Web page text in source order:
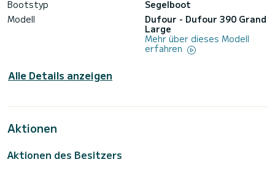
Bootstyp
Segelboot
Modell
Dufour - Dufour 390 Grand
Large
Mehr über dieses Modell
erfahren
Alle Details anzeigen
Aktionen
Aktionen des Besitzers